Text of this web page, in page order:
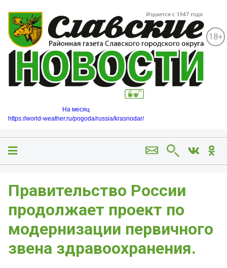
18+
На месяц
https://world-weather.ru/pogoda/russia/krasnodar/
Правительство России
продолжает проект по
модернизации первичного
звена здравоохранения.